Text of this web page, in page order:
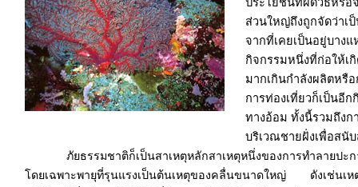
ส่วนใหญ่ถึงถูกจัดว่าเ
จากที่เคยเป็นอยู่บา
กิจกรรมหนึ่งที่ก่อให้
มากเกินกำลังผลิตห
การท่องเที่ยวก็เป็นอี
ทางอ้อม ทั้งนี้รวมถึงก
บริเวณชายฝั่งเพื่อสนั
ภัยธรรมชาติก็เป็นสาเหตุหลักสาเหตุหนึ่งของการทำลายปะก
โดยเฉพาะพายุที่รุนแรงเป็นต้นเหตุของคลื่นขนาดใหญ่ ดังเช่นเห